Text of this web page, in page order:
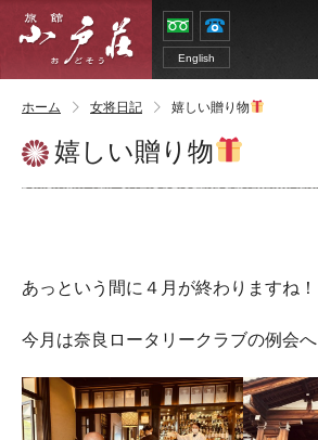
English
ホーム 女将日記 嬉しい贈り物
嬉しい贈り物
あっという間に４月が終わりますね！
今月は奈良ロータリークラブの例会へ